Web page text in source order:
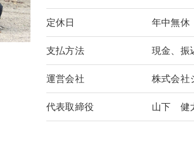
定休日 年中無休
支払方法 現金、振
運営会社 株式会社
代表取締役 山下 健